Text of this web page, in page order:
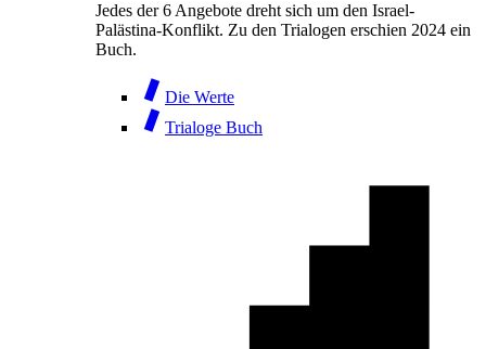
Jedes der 6 Angebote dreht sich um den Israel-
Palästina-Konflikt. Zu den Trialogen erschien 2024 ein
Buch.
Die Werte
Trialoge Buch